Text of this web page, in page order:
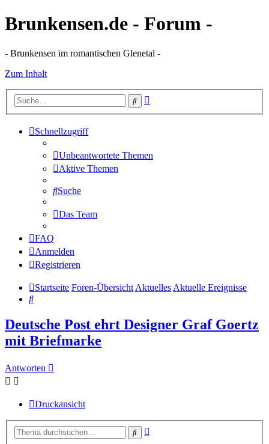
Brunkensen.de - Forum -
- Brunkensen im romantischen Glenetal -
Zum Inhalt
Suche
Schnellzugriff
Unbeantwortete Themen
Aktive Themen
Suche
Das Team
FAQ
Anmelden
Registrieren
Startseite Foren-ÜbersichtAktuellesAktuelle Ereignisse
Suche
Deutsche Post ehrt Designer Graf Goertz
mit Briefmarke
Antworten
Druckansicht
Suche